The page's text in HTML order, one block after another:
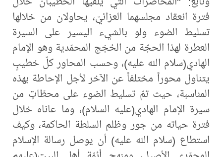
فترة انعقاد مجلسهما العزائيّ، يحاولان من خلالها
تسليط الضوء ولو بالشيء اليسير على السيرة
العطرة لهذا الحجّة من الحُجَج المحمّدية وهو الإمام
الهادي(سلام الله عليه)، وحسب المحاور كلّ خطيبٍ
يتناول محوراً مختلفاً عن الآخر لأجل الإحاطة بهذه
المناسبة، حيث تمّ تسليط الضوء على محطّاتٍ من
سيرة الإمام الهادي(عليه السلام)، وما عاناه خلال
فترة حياته من جور وظلم السلطة الحاكمة، وكيف
استطاع (سلام الله عليه) أن يوصل رسالة الإسلام